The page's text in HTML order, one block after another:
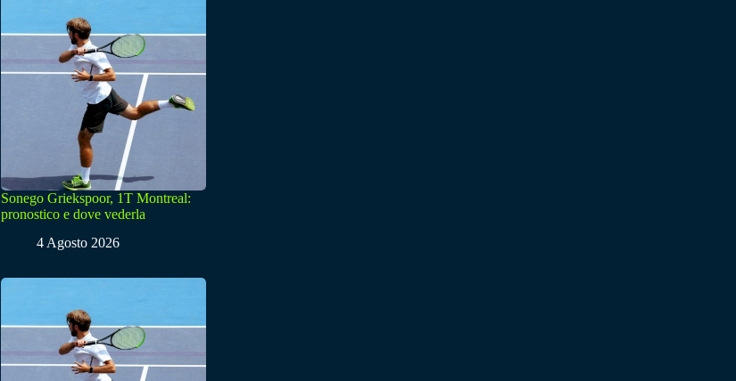
Sonego Griekspoor, 1T Montreal:
pronostico e dove vederla
4 Agosto 2026